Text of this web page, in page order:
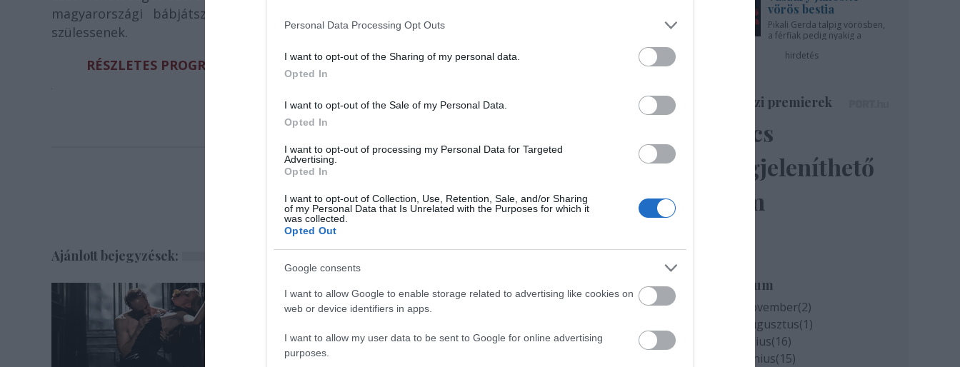
Personal Data Processing Opt Outs
I want to opt-out of the Sharing of my personal data.
Opted In
I want to opt-out of the Sale of my Personal Data.
Opted In
I want to opt-out of processing my Personal Data for Targeted
Advertising.
Opted In
I want to opt-out of Collection, Use, Retention, Sale, and/or Sharing
of my Personal Data that Is Unrelated with the Purposes for which it
was collected.
Opted Out
Google consents
I want to allow Google to enable storage related to advertising like cookies on
web or device identifiers in apps.
I want to allow my user data to be sent to Google for online advertising
purposes.
magyarországi bábjátszásról, illetve, hogy a találkozó ideje alatt kapcsolatok, meghívások
szülessenek.
RÉSZLETES PROGRAM ÉS TOVÁBBI INFORMÁCIÓK A GYEREKSZÍNHÁZI PORTÁLON >>>
Ajánlott bejegyzések:
vörös bestia
Pikali Gerda talpig vörösben,
a férfiak pedig nyakig a
hirdetés
Színházi premierek
Nincs
megjeleníthető
elem
Archívum
2020 november(2)
2020 augusztus(1)
2020 július(16)
2020 június(15)